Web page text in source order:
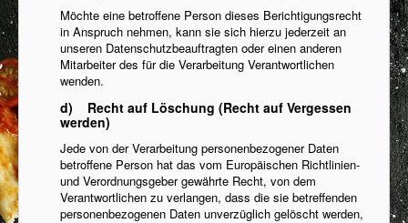
Möchte eine betroffene Person dieses Berichtigungsrecht
in Anspruch nehmen, kann sie sich hierzu jederzeit an
unseren Datenschutzbeauftragten oder einen anderen
Mitarbeiter des für die Verarbeitung Verantwortlichen
wenden.
d) Recht auf Löschung (Recht auf Vergessen
werden)
Jede von der Verarbeitung personenbezogener Daten
betroffene Person hat das vom Europäischen Richtlinien-
und Verordnungsgeber gewährte Recht, von dem
Verantwortlichen zu verlangen, dass die sie betreffenden
personenbezogenen Daten unverzüglich gelöscht werden,